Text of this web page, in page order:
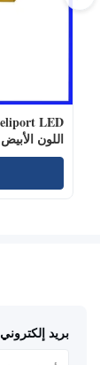
اللون الأبيض 110-240VAC حرق ثابت
بريد إلكتروني